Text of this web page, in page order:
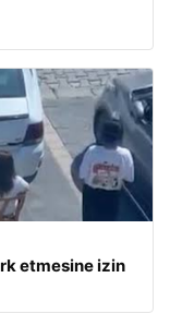
etmesine izin